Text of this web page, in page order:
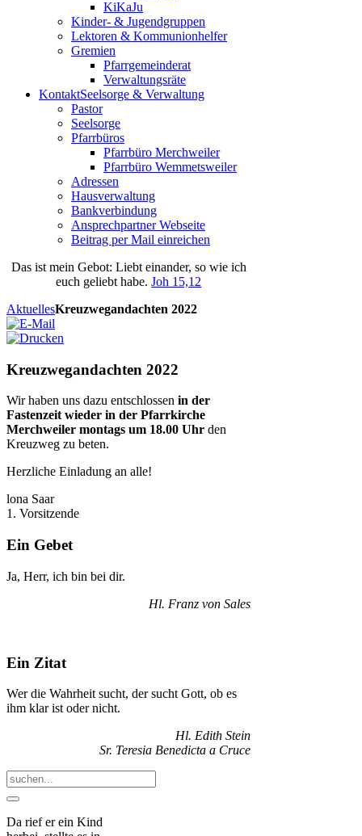
KiKaJu
Kinder- & Jugendgruppen
Lektoren & Kommunionhelfer
Gremien
Pfarrgemeinderat
Verwaltungsräte
KontaktSeelsorge & Verwaltung
Pastor
Seelsorge
Pfarrbüros
Pfarrbüro Merchweiler
Pfarrbüro Wemmetsweiler
Adressen
Hausverwaltung
Bankverbindung
Ansprechpartner Webseite
Beitrag per Mail einreichen
Das ist mein Gebot: Liebt einander, so wie ich
euch geliebt habe.Joh 15,12
AktuellesKreuzwegandachten 2022
Kreuzwegandachten 2022
Wir haben uns dazu entschlossen in der
Fastenzeit wieder in der Pfarrkirche
Merchweiler montags um 18.00 Uhr den
Kreuzweg zu beten.
Herzliche Einladung an alle!
lona Saar
1. Vorsitzende
Ein Gebet
Ja, Herr, ich bin bei dir.
Hl. Franz von Sales
Ein Zitat
Wer die Wahrheit sucht, der sucht Gott, ob es
ihm klar ist oder nicht.
Hl. Edith Stein
Sr. Teresia Benedicta a Cruce
Da rief er ein Kind